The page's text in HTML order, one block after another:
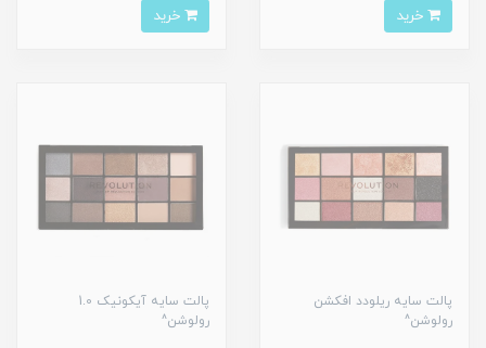
پالت سایه ریلودد افکشن
رولوشن^
پالت سایه آیکونیک 1.0
رولوشن^